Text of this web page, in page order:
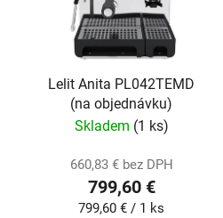
Lelit Anita PL042TEMD
(na objednávku)
Skladem (1 ks)
660,83 € bez DPH
799,60 €
Jednotková
799,60 € / 1 ks